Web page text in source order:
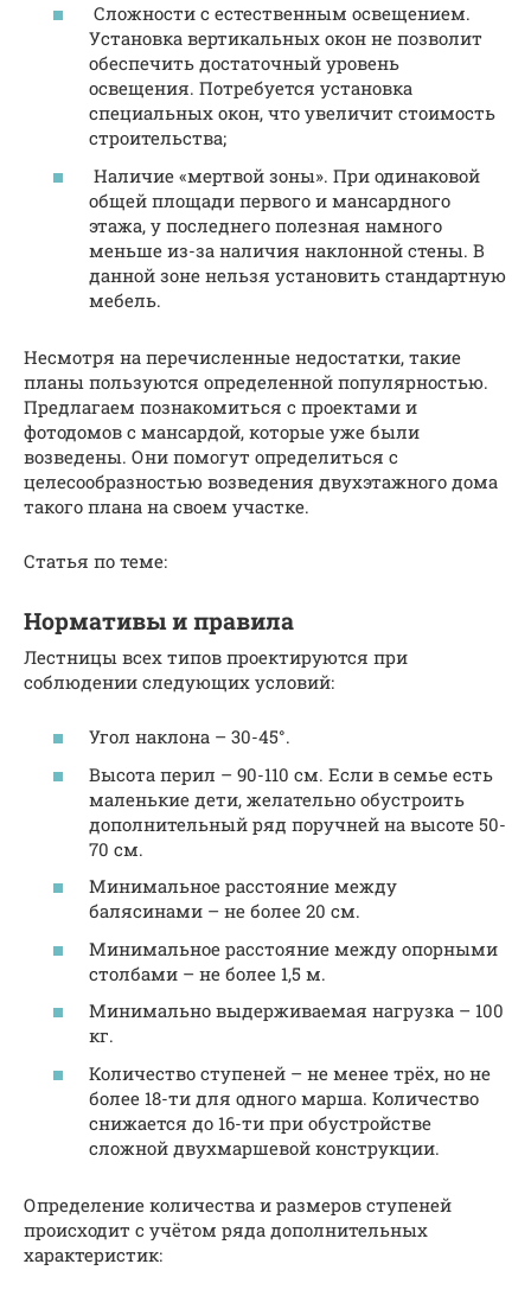
Сложности с естественным освещением.
Установка вертикальных окон не позволит
обеспечить достаточный уровень
освещения. Потребуется установка
специальных окон, что увеличит стоимость
строительства;
Наличие «мертвой зоны». При одинаковой
общей площади первого и мансардного
этажа, у последнего полезная намного
меньше из-за наличия наклонной стены. В
данной зоне нельзя установить стандартную
мебель.
Несмотря на перечисленные недостатки, такие
планы пользуются определенной популярностью.
Предлагаем познакомиться с проектами и
фотодомов с мансардой, которые уже были
возведены. Они помогут определиться с
целесообразностью возведения двухэтажного дома
такого плана на своем участке.
Статья по теме:
Нормативы и правила
Лестницы всех типов проектируются при
соблюдении следующих условий:
Угол наклона – 30-45°.
Высота перил – 90-110 см. Если в семье есть
маленькие дети, желательно обустроить
дополнительный ряд поручней на высоте 50-
70 см.
Минимальное расстояние между
балясинами – не более 20 см.
Минимальное расстояние между опорными
столбами – не более 1,5 м.
Минимально выдерживаемая нагрузка – 100
кг.
Количество ступеней – не менее трёх, но не
более 18-ти для одного марша. Количество
снижается до 16-ти при обустройстве
сложной двухмаршевой конструкции.
Определение количества и размеров ступеней
происходит с учётом ряда дополнительных
характеристик: